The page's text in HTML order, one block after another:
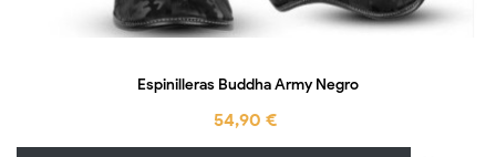
Espinilleras Buddha Army Negro
54,90 €